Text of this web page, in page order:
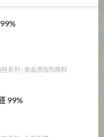
桂系列 食品添加剂原料
99%